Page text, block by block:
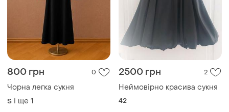
800 грн 0
Чорна легка сукня
S і ще 1
2500 грн 2
Неймовірно красива сукня
42